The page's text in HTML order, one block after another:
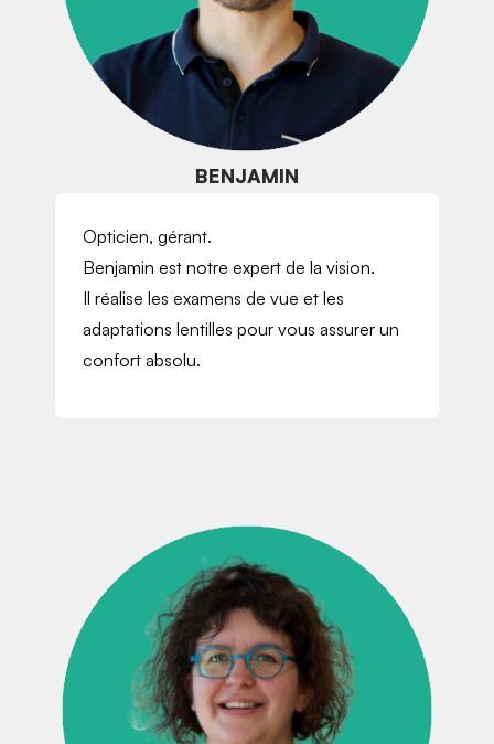
BENJAMIN
Opticien, gérant.
Benjamin est notre expert de la vision.
Il réalise les examens de vue et les
adaptations lentilles pour vous assurer un
confort absolu.